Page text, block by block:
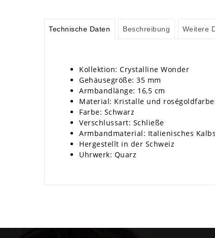
Technische Daten Beschreibung Weitere
Kollektion: Crystalline Wonder
Gehäusegröße: 35 mm
Armbandlänge: 16,5 cm
Material: Kristalle und
Farbe: Schwarz
Verschlussart: Schließe
Armbandmaterial: Italienisches
Hergestellt in der Schweiz
Uhrwerk: Quarz